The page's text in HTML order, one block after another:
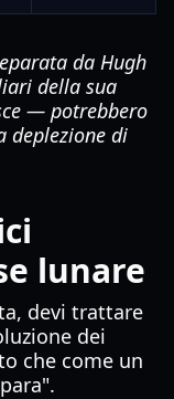
da Hugh
della sua
— potrebbero
deplezione di
lunare
devi trattare
dei
che come un